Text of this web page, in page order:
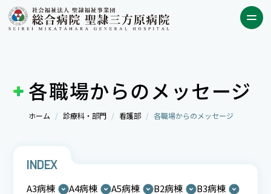
各職場からのメッセージ
ホーム 診療科・部門 看護部 各職場からのメッセージ
INDEX
A3病棟 A4病棟 A5病棟 B2病棟
B3病棟